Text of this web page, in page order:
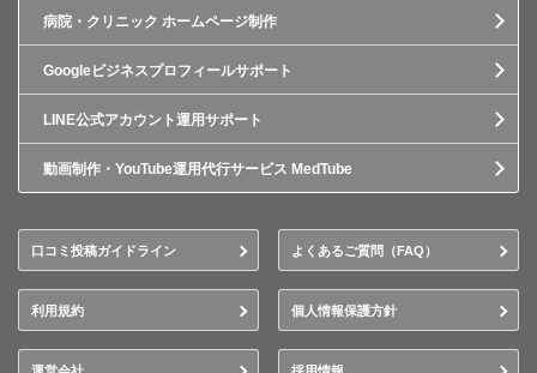
病院・クリニック ホームページ制作
Googleビジネスプロフィールサポート
LINE公式アカウント運用サポート
動画制作・YouTube運用代行サービス MedTube
口コミ投稿ガイドライン よくあるご質問（FAQ）
利用規約 個人情報保護方針